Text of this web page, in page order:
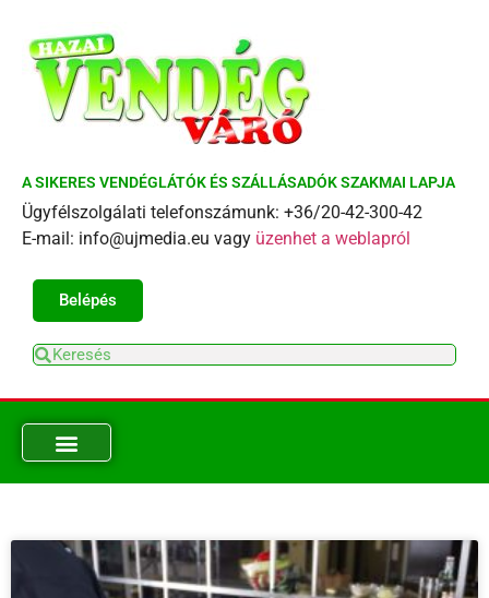
A SIKERES VENDÉGLÁTÓK ÉS SZÁLLÁSADÓK SZAKMAI LAPJA
Ügyfélszolgálati telefonszámunk: +36/20-42-300-42
E-mail: info@ujmedia.eu vagy üzenhet a weblapról
Belépés